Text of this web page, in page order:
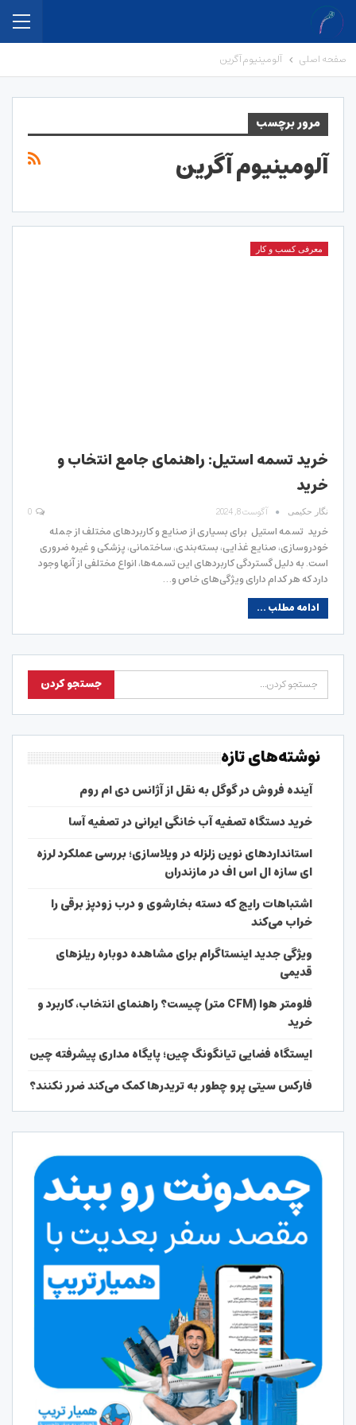
صفحه اصلی آلومینیوم آگرین
مرور برچسب
آلومینیوم آگرین
معرفی کسب و کار
خرید تسمه استیل: راهنمای جامع انتخاب و
خرید
نگار حکیمی آگوست 8, 2024
خرید تسمه استیل برای بسیاری از صنایع و کاربردهای مختلف از جمله
خودروسازی، صنایع غذایی، بسته‌بندی، ساختمانی، پزشکی و غیره ضروری
است. به دلیل گستردگی کاربردهای این تسمه‌ها، انواع مختلفی از آنها وجود
دارد که هر کدام دارای ویژگی‌های خاص و…
ادامه مطلب ...
نوشته‌های تازه
آینده فروش در گوگل به نقل از آژانس دی ام روم
خرید دستگاه تصفیه آب خانگی ایرانی در تصفیه آسا
استانداردهای نوین زلزله در ویلاسازی؛ بررسی عملکرد لرزه
ای سازه ال اس اف در مازندران
اشتباهات رایج که دسته بخارشوی و درب زودپز برقی را
خراب می‌کند
ویژگی جدید اینستاگرام برای مشاهده دوباره ریلزهای
قدیمی
فلومتر هوا (CFM متر) چیست؟ راهنمای انتخاب، کاربرد و
خرید
ایستگاه فضایی تیانگونگ چین؛ پایگاه مداری پیشرفته چین
فارکس سیتی پرو چطور به تریدرها کمک می‌کند ضرر نکنند؟